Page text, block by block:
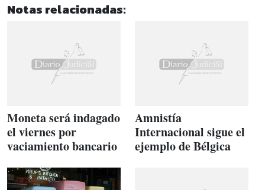
Notas relacionadas:
Moneta será indagado
el viernes por
vaciamiento bancario
Amnistía
Internacional sigue el
ejemplo de Bélgica